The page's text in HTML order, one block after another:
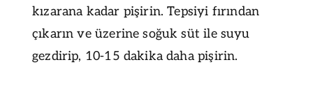
kızarana kadar pişirin. Tepsiyi fırından
çıkarın ve üzerine soğuk süt ile suyu
gezdirip, 10-15 dakika daha pişirin.